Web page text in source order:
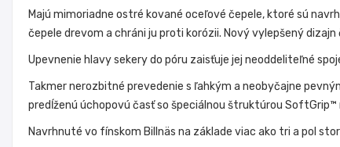
Majú mimoriadne ostré kované oceľové čepele, ktoré sú
čepele drevom a chráni ju proti korózii. Nový vylepšený
Upevnenie hlavy sekery do póru zaisťuje jej neoddeliteľné
Takmer nerozbitné prevedenie s ľahkým a neobyčajne
predĺženú úchopovú časť so špeciálnou štruktúrou
Navrhnuté vo fínskom Billnäs na základe viac ako tri a pol